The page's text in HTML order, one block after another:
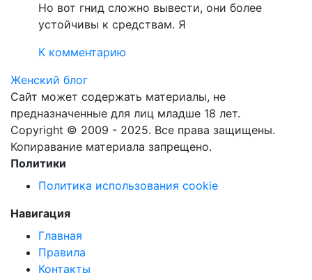
Но вот гнид сложно вывести, они более
устойчивы к средствам. Я
К комментарию
Женский блог
Сайт может содержать материалы, не
предназначенные для лиц младше 18 лет.
Copyright © 2009 - 2025. Все права защищены.
Копиравание материала запрещено.
Политики
Политика использования cookie
Навигация
Главная
Правила
Контакты